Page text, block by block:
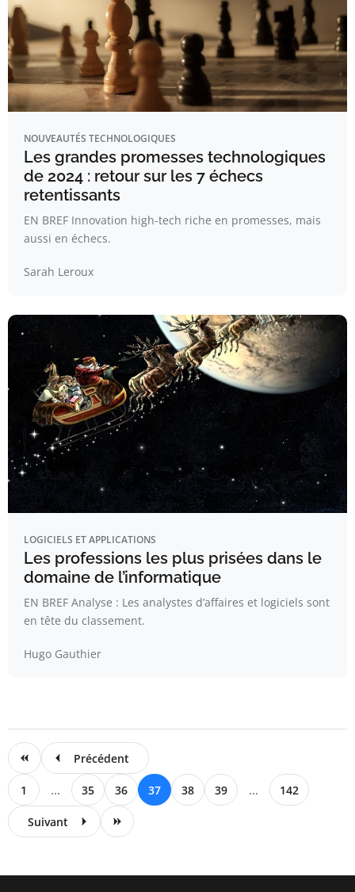
NOUVEAUTÉS TECHNOLOGIQUES
Les grandes promesses technologiques
de 2024 : retour sur les 7 échecs
retentissants
EN BREF Innovation high-tech riche en promesses, mais
aussi en échecs.
Sarah Leroux
LOGICIELS ET APPLICATIONS
Les professions les plus prisées dans le
domaine de l’informatique
EN BREF Analyse : Les analystes d’affaires et logiciels sont
en tête du classement.
Hugo Gauthier
Précédent
1 ... 35 36 37 38 39 ... 142
Suivant